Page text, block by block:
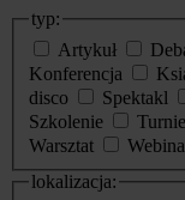
typ:
Artykuł
Konferencja
disco
Spektakl
Szkolenie
Warsztat
lokalizacja: